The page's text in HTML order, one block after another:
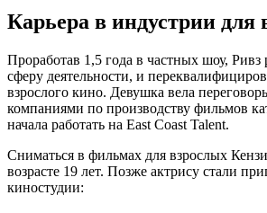
Карьера в индустрии для
Проработав 1,5 года в частных шоу,
сферу деятельности, и
взрослого кино. Девушка вела
компаниями по производству фильмов
начала работать на East Coast Talent.
Сниматься в фильмах для взрослых
возрасте 19 лет. Позже актрису стали
киностудии: